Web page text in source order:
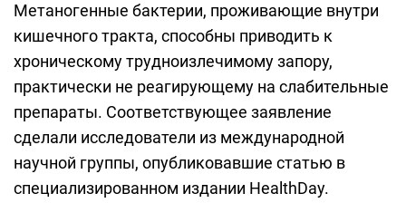
Метаногенные бактерии, проживающие внутри
кишечного тракта, способны приводить к
хроническому трудноизлечимому запору,
практически не реагирующему на слабительные
препараты. Соответствующее заявление
сделали исследователи из международной
научной группы, опубликовавшие статью в
специализированном издании HealthDay.